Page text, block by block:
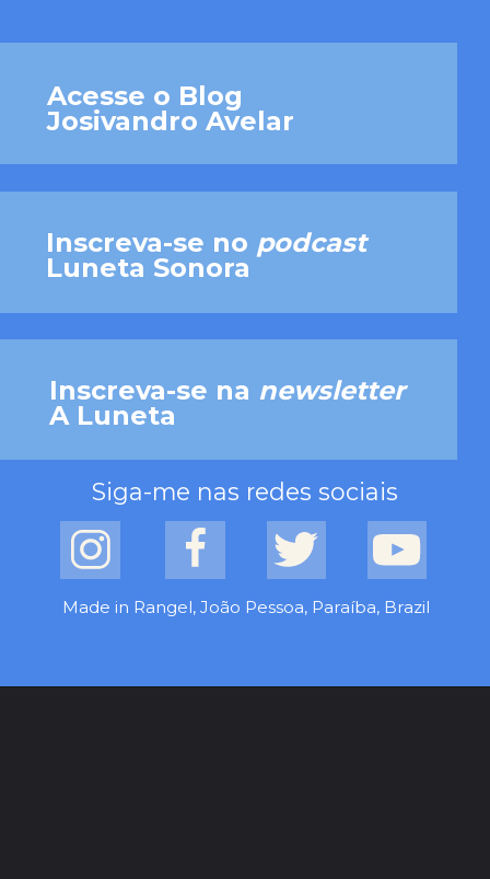
Inscreva-se no podcast
Luneta Sonora
Acesse o Blog
Josivandro Avelar
Inscreva-se na newsletter
A Luneta
Made in Rangel, João Pessoa, Paraíba, Brazil
Siga-me nas redes sociais